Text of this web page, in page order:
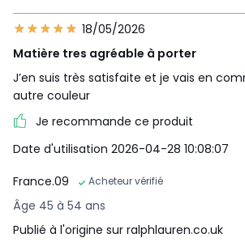
18/05/2026
Matière tres agréable à porter
J’en suis très satisfaite et je vais en
autre couleur
Je recommande ce produit
Date d'utilisation 2026-04-28 10:08:07
France.09
Acheteur vérifié
Âge 45 à 54 ans
Publié à l'origine sur ralphlauren.co.uk